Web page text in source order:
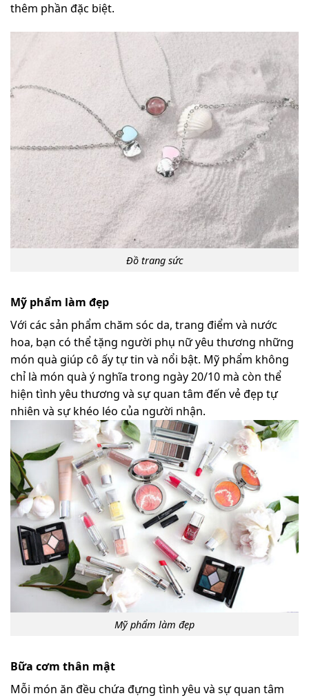
thêm phần đặc biệt.
Đồ trang sức
Mỹ phẩm làm đẹp
Với các sản phẩm chăm sóc da, trang điểm và nước
hoa, bạn có thể tặng người phụ nữ yêu thương những
món quà giúp cô ấy tự tin và nổi bật. Mỹ phẩm không
chỉ là món quà ý nghĩa trong ngày 20/10 mà còn thể
hiện tình yêu thương và sự quan tâm đến vẻ đẹp tự
nhiên và sự khéo léo của người nhận.
Mỹ phẩm làm đẹp
Bữa cơm thân mật
Mỗi món ăn đều chứa đựng tình yêu và sự quan tâm